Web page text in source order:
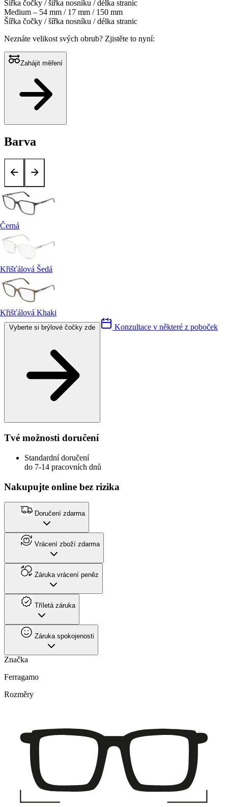
Šířka čočky / šířka nosníku / délka stranic
Medium – 54 mm / 17 mm / 150 mm
Šířka čočky / šířka nosníku / délka stranic
Neznáte velikost svých obrub? Zjistěte to nyní:
Zahájit měření
Barva
Černá
Křišťálová Šedá
Křišťálová Khaki
Konzultace v některé z poboček
Tvé možnosti doručení
Standardní doručení
do 7-14 pracovních dnů
Nakupujte online bez rizika
Doručení zdarma
Vrácení zboží zdarma
Záruka vrácení peněz
Tříletá záruka
Záruka spokojenosti
Značka
Ferragamo
Rozměry